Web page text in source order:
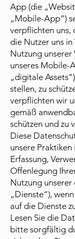
App (die
„Mobile-App“)
verpflichten uns,
die Nutzer uns
Nutzung
unseres Mobile-
„digitale
stellen, zu
verpflichten wir
gemäß
schützen und zu
Diese
unsere
Erfassung,
Offenlegung
Nutzung unserer
„Dienste“),
auf die Dienste
Lesen Sie die
bitte sorgfältig